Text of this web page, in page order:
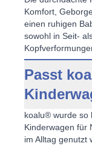
Komfort,
einen ruhigen
sowohl in Seit-
Passt
koalu® wurde so
Kinderwagen für
im Alltag genutzt